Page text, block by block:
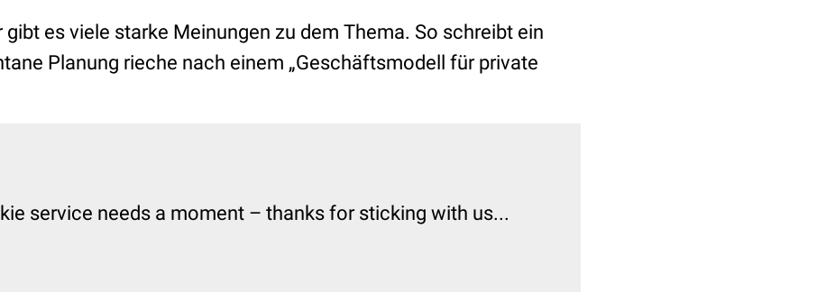
es viele starke Meinungen zu dem Thema. So schreibt ein
Planung rieche nach einem „Geschäftsmodell für private
service needs a moment – thanks for sticking with us...